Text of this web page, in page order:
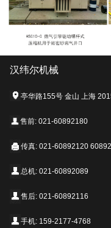
汉纬尔机械
亭华路155号 金山 上海
售前: 021-60892180
传真: 021-60892120
总机: 021-60892089
售后: 021-60892116
手机: 159-2177-4768